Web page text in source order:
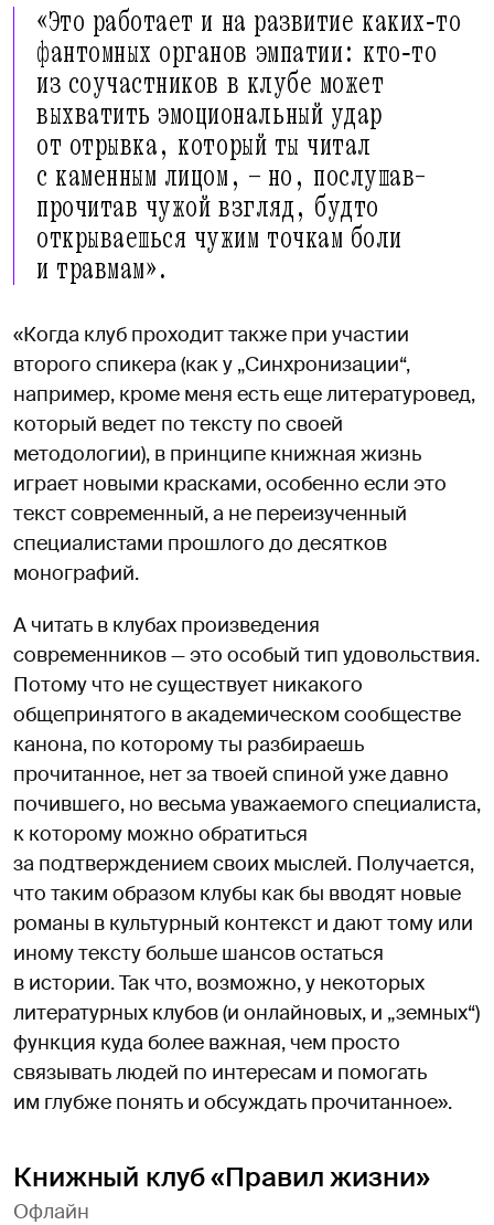
«Это работает и на развитие каких‑то
фантомных органов эмпатии: кто‑то
из соучастников в клубе может
выхватить эмоциональный удар
от отрывка, который ты читал
с каменным лицом, — но, послушав-
прочитав чужой взгляд, будто
открываешься чужим точкам боли
и травмам».
«Когда клуб проходит также при участии
второго спикера (как у „Синхронизации“,
например, кроме меня есть еще литературовед,
который ведет по тексту по своей
методологии), в принципе книжная жизнь
играет новыми красками, особенно если это
текст современный, а не переизученный
специалистами прошлого до десятков
монографий.
А читать в клубах произведения
современников — это особый тип удовольствия.
Потому что не существует никакого
общепринятого в академическом сообществе
канона, по которому ты разбираешь
прочитанное, нет за твоей спиной уже давно
почившего, но весьма уважаемого специалиста,
к которому можно обратиться
за подтверждением своих мыслей. Получается,
что таким образом клубы как бы вводят новые
романы в культурный контекст и дают тому или
иному тексту больше шансов остаться
в истории. Так что, возможно, у некоторых
литературных клубов (и онлайновых, и „земных“)
функция куда более важная, чем просто
связывать людей по интересам и помогать
им глубже понять и обсуждать прочитанное».
Книжный клуб «Правил жизни»
Офлайн